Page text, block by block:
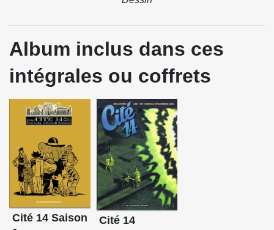
Album inclus dans ces
intégrales ou coffrets
Cité 14 Saison
Cité 14